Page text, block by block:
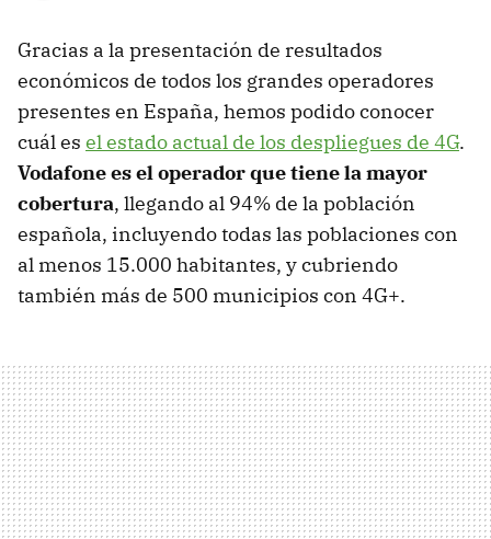
Gracias a la presentación de resultados
económicos de todos los grandes operadores
presentes en España, hemos podido conocer
cuál es el estado actual de los despliegues de 4G.
Vodafone es el operador que tiene la mayor
cobertura, llegando al 94% de la población
española, incluyendo todas las poblaciones con
al menos 15.000 habitantes, y cubriendo
también más de 500 municipios con 4G+.